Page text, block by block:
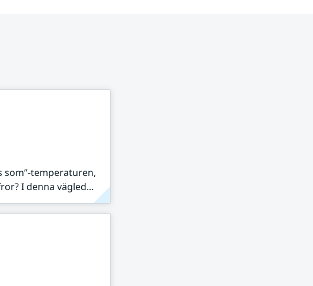
som”-temperaturen,
I denna vägled...